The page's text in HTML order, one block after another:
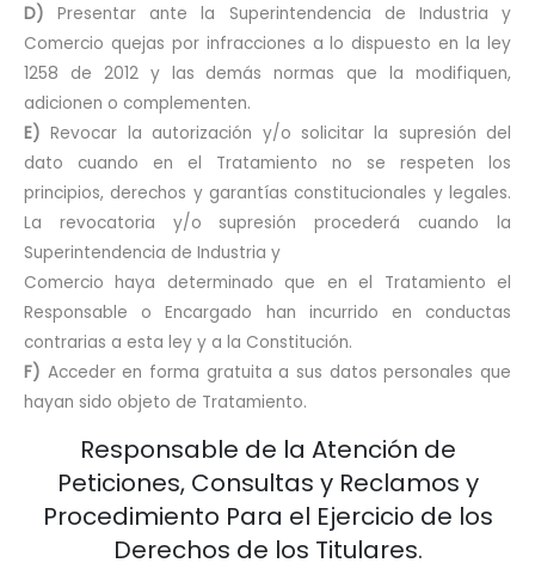
D) Presentar ante la Superintendencia de Industria y
Comercio quejas por infracciones a lo dispuesto en la ley
1258 de 2012 y las demás normas que la modifiquen,
adicionen o complementen.
E) Revocar la autorización y/o solicitar la supresión del
dato cuando en el Tratamiento no se respeten los
principios, derechos y garantías constitucionales y legales.
La revocatoria y/o supresión procederá cuando la
Superintendencia de Industria y
Comercio haya determinado que en el Tratamiento el
Responsable o Encargado han incurrido en conductas
contrarias a esta ley y a la Constitución.
F) Acceder en forma gratuita a sus datos personales que
hayan sido objeto de Tratamiento.
Responsable de la Atención de
Peticiones, Consultas y Reclamos y
Procedimiento Para el Ejercicio de los
Derechos de los Titulares.